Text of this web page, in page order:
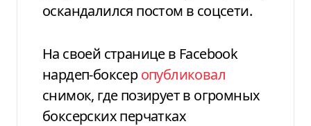
оскандалился постом в соцсети.
На своей странице в Facebook
нардеп-боксеропубликовал
снимок, где позирует в огромных
боксерских перчатках